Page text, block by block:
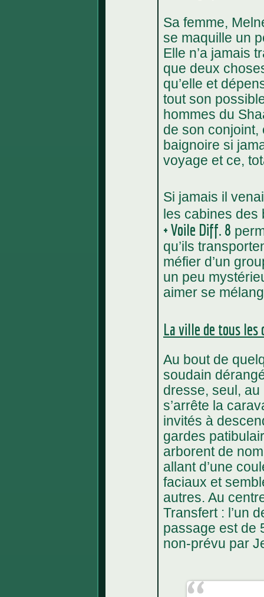
Sa femme,
se maquille un
Elle n’a jamais
que deux
qu’elle et
tout son
hommes du
de son conjoint,
baignoire si
voyage et ce,
Si jamais il
les cabines
+ Voile Diff. 8
qu’ils
méfier d’un
un peu
aimer se
La ville de tous les
Au bout de
soudain
dresse, seul, au
s’arrête la
invités à
gardes
arborent de
allant d’une
faciaux et
autres. Au
Transfert : l’un
passage est de
non-prévu par